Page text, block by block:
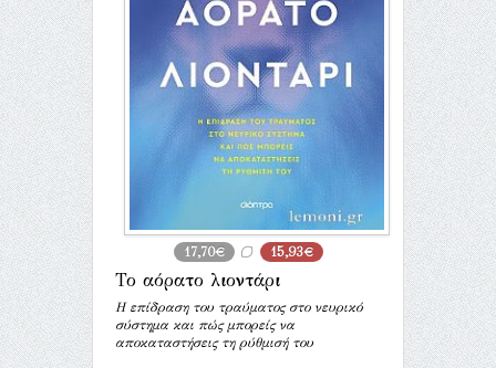
17,70€ 15,93€
Το αόρατο λιοντάρι
Η επίδραση του τραύματος στο νευρικό
σύστημα και πώς μπορείς να
αποκαταστήσεις τη ρύθμισή του